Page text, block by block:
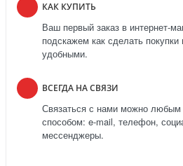
КАК КУПИТЬ
Ваш первый заказ в интернет-
подскажем как сделать
удобными.
ВСЕГДА НА СВЯЗИ
Связаться с нами можно
способом: e-mail, телефон,
мессенджеры.